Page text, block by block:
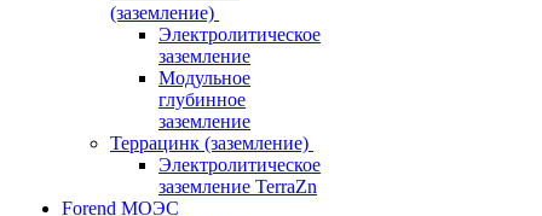
(заземление)
Электролитическое
заземление
Модульное
глубинное
заземление
Террацинк (заземление)
Электролитическое
заземление TerraZn
Forend МОЭС